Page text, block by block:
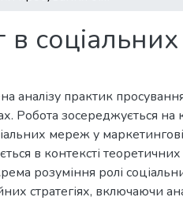
в
аналізу практик
Робота зосереджується на
мереж у
в контексті теоретичних
розуміння ролі
стратегіях, включаючи